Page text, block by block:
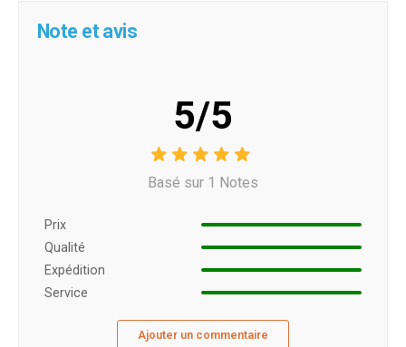
Note et avis
5/5
Basé sur 1 Notes
Prix ​​
Qualité
Expédition
Service
Ajouter un commentaire